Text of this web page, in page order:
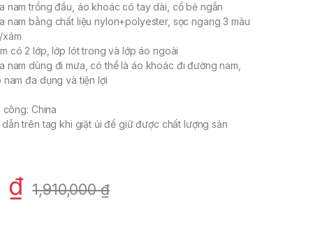
nam trồng đầu, áo khoác có tay dài, cổ bẻ ngắn
nam bằng chất liệu nylon+polyester, sọc ngang 3 màu
có 2 lớp, lớp lót trong và lớp áo ngoài
nam dùng đi mưa, có thể là áo khoác đi đường nam,
nam đa dụng và tiện lợi
China
trên tag khi giặt ủi để giữ được chất lượng sản
₫ 1,910,000₫